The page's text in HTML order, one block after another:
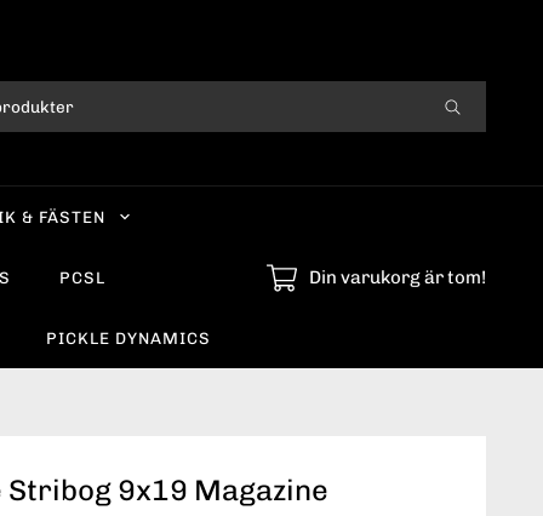
& FÄSTEN
PCSL
PICKLE DYNAMICS
Din varukorg är tom!
Stribog 9x19 Magazine